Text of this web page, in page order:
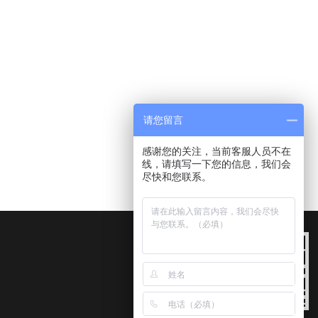
请您留言
感谢您的关注，当前客服人员不在
线，请填写一下您的信息，我们会
尽快和您联系。